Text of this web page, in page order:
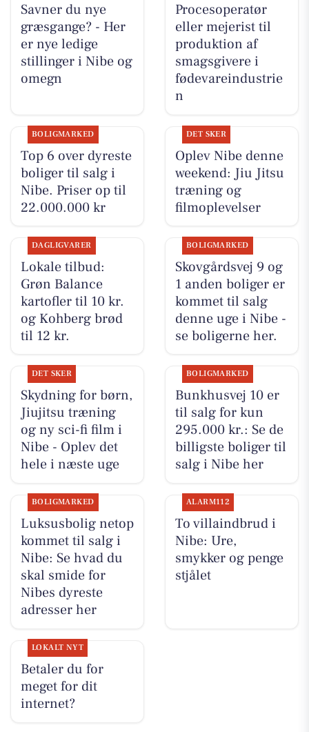
Savner du nye
græsgange? - Her
er nye ledige
stillinger i Nibe og
omegn
Procesoperatør
eller mejerist til
produktion af
smagsgivere i
fødevareindustrie
n
BOLIGMARKED
Top 6 over dyreste
boliger til salg i
Nibe. Priser op til
22.000.000 kr
DET SKER
Oplev Nibe denne
weekend: Jiu Jitsu
træning og
filmoplevelser
DAGLIGVARER
Lokale tilbud:
Grøn Balance
kartofler til 10 kr.
og Kohberg brød
til 12 kr.
BOLIGMARKED
Skovgårdsvej 9 og
1 anden boliger er
kommet til salg
denne uge i Nibe -
se boligerne her.
DET SKER
Skydning for børn,
Jiujitsu træning
og ny sci-fi film i
Nibe - Oplev det
hele i næste uge
BOLIGMARKED
Bunkhusvej 10 er
til salg for kun
295.000 kr.: Se de
billigste boliger til
salg i Nibe her
BOLIGMARKED
Luksusbolig netop
kommet til salg i
Nibe: Se hvad du
skal smide for
Nibes dyreste
adresser her
ALARM112
To villaindbrud i
Nibe: Ure,
smykker og penge
stjålet
LOKALT NYT
Betaler du for
meget for dit
internet?